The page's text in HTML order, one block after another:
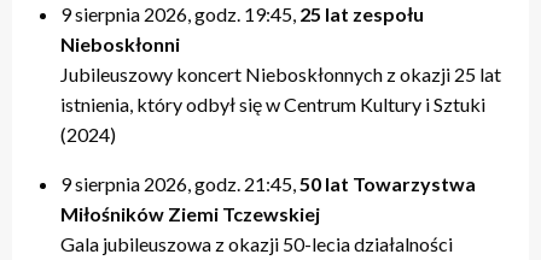
9 sierpnia 2026, godz. 19:45, 25 lat zespołu
Nieboskłonni
Jubileuszowy koncert Nieboskłonnych z okazji 25 lat
istnienia, który odbył się w Centrum Kultury i Sztuki
(2024)
9 sierpnia 2026, godz. 21:45, 50 lat Towarzystwa
Miłośników Ziemi Tczewskiej
Gala jubileuszowa z okazji 50-lecia działalności